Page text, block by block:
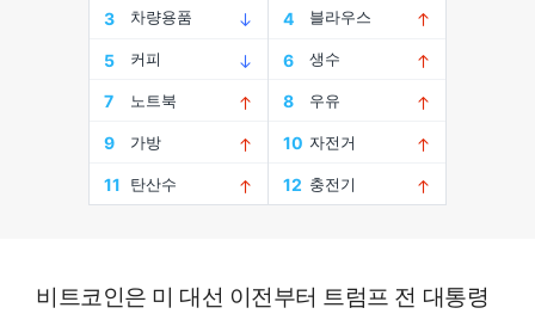
비트코인은 미 대선 이전부터 트럼프 전 대통령